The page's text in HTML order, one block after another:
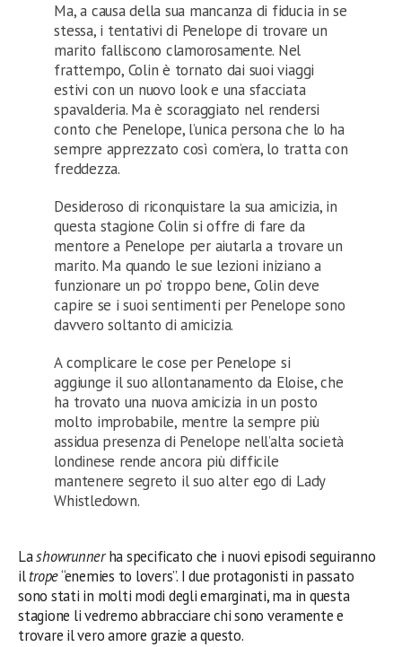
Ma, a causa della sua mancanza di fiducia in se
stessa, i tentativi di Penelope di trovare un
marito falliscono clamorosamente. Nel
frattempo, Colin è tornato dai suoi viaggi
estivi con un nuovo look e una sfacciata
spavalderia. Ma è scoraggiato nel rendersi
conto che Penelope, l’unica persona che lo ha
sempre apprezzato così com’era, lo tratta con
freddezza.
Desideroso di riconquistare la sua amicizia, in
questa stagione Colin si offre di fare da
mentore a Penelope per aiutarla a trovare un
marito. Ma quando le sue lezioni iniziano a
funzionare un po’ troppo bene, Colin deve
capire se i suoi sentimenti per Penelope sono
davvero soltanto di amicizia.
A complicare le cose per Penelope si
aggiunge il suo allontanamento da Eloise, che
ha trovato una nuova amicizia in un posto
molto improbabile, mentre la sempre più
assidua presenza di Penelope nell’alta società
londinese rende ancora più difficile
mantenere segreto il suo alter ego di Lady
Whistledown.
Lashowrunnerha specificato che i nuovi episodi seguiranno
iltrope“enemies to lovers”. I due protagonisti in passato
sono stati in molti modi degli emarginati, ma in questa
stagione li vedremo abbracciare chi sono veramente e
trovare il vero amore grazie a questo.